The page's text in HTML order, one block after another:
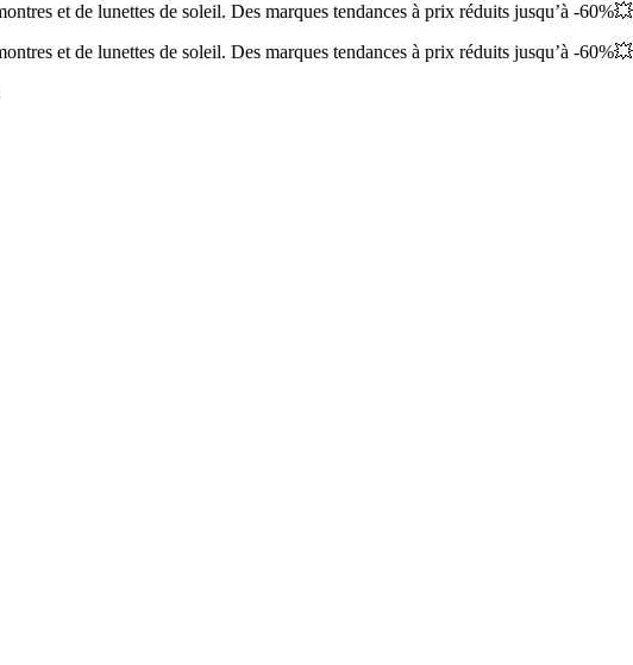
et de lunettes de soleil. Des marques tendances à prix réduits jusqu’à -60%💥
et de lunettes de soleil. Des marques tendances à prix réduits jusqu’à -60%💥